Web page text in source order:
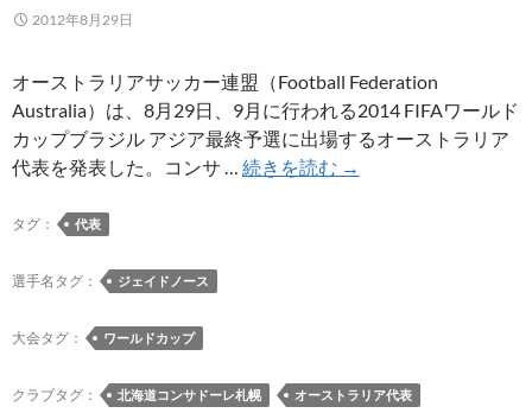
2012年8月29日
オーストラリアサッカー連盟（Football Federation
Australia）は、8月29日、9月に行われる2014 FIFAワールド
カップブラジル アジア最終予選に出場するオーストラリア
代表を発表した。コンサ … 続きを読む ジ
手
→
タグ： 代表
選手名タグ： ジェイドノース
大会タグ： ワールドカップ
クラブタグ： 北海道コンサドーレ札幌 オーストラリア代表